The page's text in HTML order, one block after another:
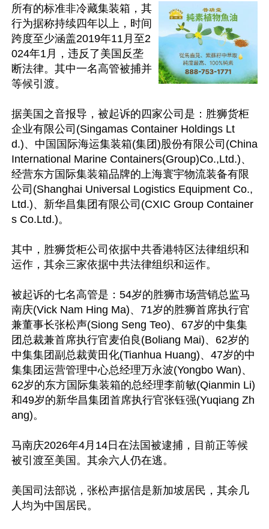
所有的标准非冷藏集装箱，其
行为据称持续四年以上，时间
跨度至少涵盖2019年11月至2
024年1月，违反了美国反垄
断法律。其中一名高管被捕并
等候引渡。
据美国之音报导，被起诉的四家公司是：胜狮货柜
企业有限公司(Singamas Container Holdings Lt
d.)、中国国际海运集装箱(集团)股份有限公司(China
International Marine Containers(Group)Co.,Ltd.)、
经营东方国际集装箱品牌的上海寰宇物流装备有限
公司(Shanghai Universal Logistics Equipment Co.,
Ltd.)、新华昌集团有限公司(CXIC Group Container
s Co.Ltd.)。
其中，胜狮货柜公司依据中共香港特区法律组织和
运作，其余三家依据中共法律组织和运作。
被起诉的七名高管是：54岁的胜狮市场营销总监马
南庆(Vick Nam Hing Ma)、71岁的胜狮首席执行官
兼董事长张松声(Siong Seng Teo)、67岁的中集集
团总裁兼首席执行官麦伯良(Boliang Mai)、62岁的
中集集团副总裁黄田化(Tianhua Huang)、47岁的中
集集团运营管理中心总经理万永波(Yongbo Wan)、
62岁的东方国际集装箱的总经理李前敏(Qianmin Li)
和49岁的新华昌集团首席执行官张钰强(Yuqiang Zh
ang)。
马南庆2026年4月14日在法国被逮捕，目前正等候
被引渡至美国。其余六人仍在逃。
美国司法部说，张松声据信是新加坡居民，其余几
人均为中国居民。